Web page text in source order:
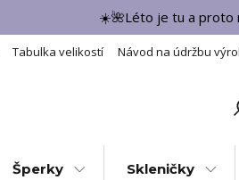
☀️🌺Léto je tu a proto
Tabulka velikostí Návod na údržbu
Šperky Skleničky